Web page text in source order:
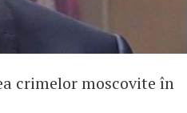
crimelor moscovite în